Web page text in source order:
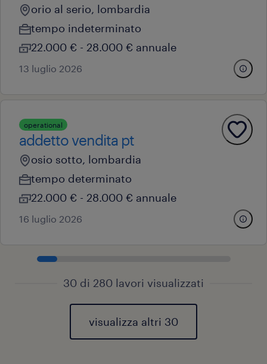
orio al serio, lombardia
tempo indeterminato
22.000 € - 28.000 € annuale
13 luglio 2026
operational
addetto vendita pt
osio sotto, lombardia
tempo determinato
22.000 € - 28.000 € annuale
16 luglio 2026
30 di 280 lavori visualizzati
visualizza altri 30